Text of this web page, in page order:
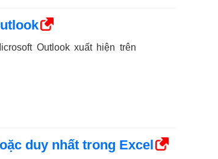
Outlook xuất hiện trên
duy nhất trong Excel